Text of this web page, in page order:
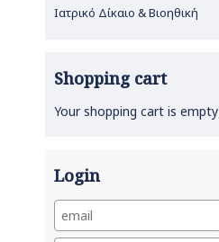
Ιατρικό Δίκαιο & Βιοηθική
Shopping cart
Your shopping cart is empty
Login